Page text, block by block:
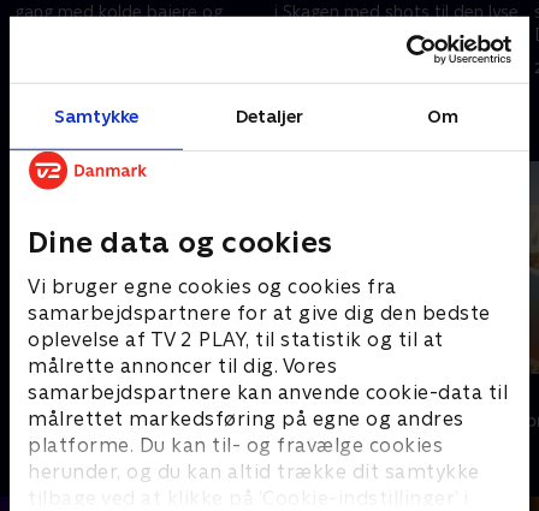
Samtykke Detaljer Om
Dine data og cookies
Vi bruger egne cookies og cookies fra
samarbejdspartnere for at give dig den bedste
oplevelse af TV 2 PLAY, til statistik og til at
målrette annoncer til dig. Vores
samarbejdspartnere kan anvende cookie-data til
målrettet markedsføring på egne og andres
platforme. Du kan til- og fravælge cookies
herunder, og du kan altid trække dit samtykke
tilbage ved at klikke på ’Cookie-indstillinger’ i
gang med kolde bajere og
i Skagen med shots til den lyse
Andre så også
Vandkant til salg
Livsstil • 7 sæsoner
Størst
Livsstil • 6